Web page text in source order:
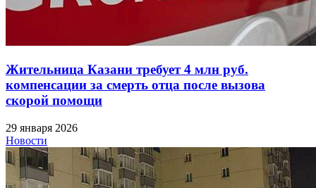
Жительница Казани требует 4 млн руб.
компенсации за смерть отца после вызова
скорой помощи
29 января 2026
Новости